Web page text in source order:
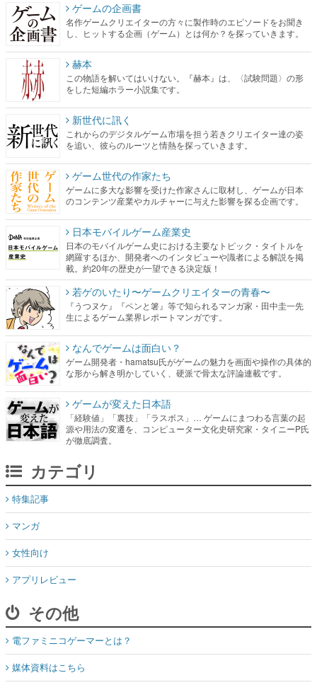
ゲームの企画書
名作ゲームクリエイターの方々に製作時のエピソードをお聞き
し、ヒットする企画（ゲーム）とは何か？を探っていきます。
赫本
この物語を解いてはいけない。『赫本』は、〈試験問題〉の形
をした短編ホラー小説集です。
新世代に訊く
これからのデジタルゲーム市場を担う若きクリエイター達の姿
を追い、彼らのルーツと情熱を探っていきます。
ゲーム世代の作家たち
ゲームに多大な影響を受けた作家さんに取材し、ゲームが日本
のコンテンツ産業やカルチャーに与えた影響を探る企画です。
日本モバイルゲーム産業史
日本のモバイルゲーム史における主要なトピック・タイトルを
網羅するほか、開発者へのインタビューや識者による解説を掲
載。約20年の歴史が一望できる決定版！
若ゲのいたり〜ゲームクリエイターの青春〜
『うつヌケ』『ペンと箸』等で知られるマンガ家・田中圭一先
生によるゲーム業界レポートマンガです。
なんでゲームは面白い？
ゲーム開発者・hamatsu氏がゲームの魅力を画面や操作の具体的
な形から解き明かしていく、硬派で骨太な評論連載です。
ゲームが変えた日本語
「経験値」「裏技」「ラスボス」… ゲームにまつわる言葉の起
源や用法の変遷を、コンピューター文化史研究家・タイニーP氏
が徹底調査。
カテゴリ
特集記事
マンガ
女性向け
アプリレビュー
その他
電ファミニコゲーマーとは？
媒体資料はこちら